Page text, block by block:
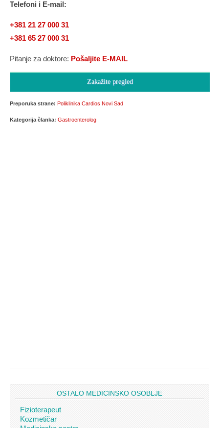
Telefoni i E-mail:
+381 21 27 000 31
+381 65 27 000 31
Pitanje za doktore: Pošaljite E-MAIL
Zakažite pregled
Preporuka strane: Poliklinika Cardios Novi Sad
Kategorija članka: Gastroenterolog
OSTALO MEDICINSKO OSOBLJE
Fizioterapeut
Kozmetičar